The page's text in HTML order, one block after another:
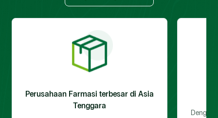
Perusahaan Farmasi terbesar di Asia
Tenggara
Dengan